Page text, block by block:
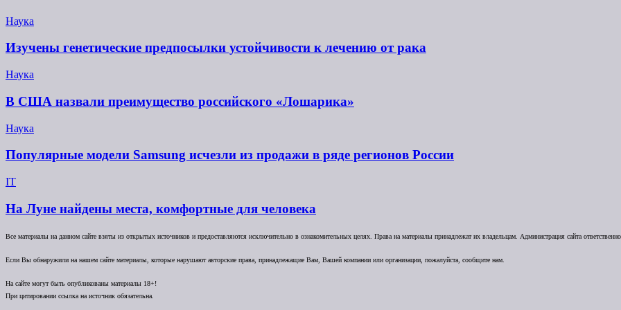
Наука
Изучены генетические предпосылки устойчивости к лечению от рака
Наука
В США назвали преимущество российского «Лошарика»
Наука
Популярные модели Samsung исчезли из продажи в ряде регионов России
IT
На Луне найдены места, комфортные для человека
Все материалы на данном сайте взяты из открытых источников и предоставляются исключительно в ознакомительных целях. Права на материалы принадлежат их владельцам. Администрация сайта
Если Вы обнаружили на нашем сайте материалы, которые нарушают авторские права, принадлежащие Вам, Вашей компании или организации, пожалуйста, сообщите нам.
На сайте могут быть опубликованы материалы 18+!
При цитировании ссылка на источник обязательна.